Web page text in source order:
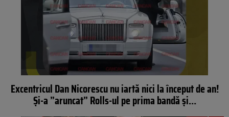
Excentricul Dan Nicorescu nu iartă nici la început de an!
Și-a ”aruncat” Rolls-ul pe prima bandă și…